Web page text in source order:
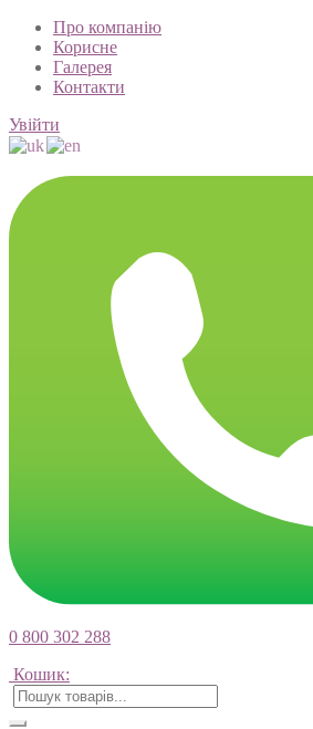
Про компанію
Корисне
Галерея
Контакти
Увійти
0 800 302 288
Кошик: